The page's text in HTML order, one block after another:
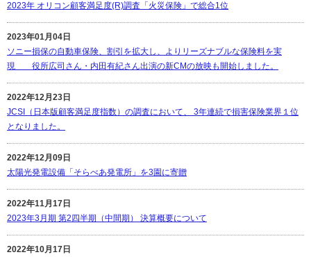
2023年 オリコン顧客満足度(R)調査「火災保険」で総合1位
2023年01月04日
ソニー損保の自動車保険、割引を拡大し、よりリーズナブルな保険料を実
現 役所広司さん・内田有紀さん出演の新CMの放映も開始しました。
2022年12月23日
JCSI（日本版顧客満足度指数）の調査において、 3年連続で損害保険業界１位
となりました。
2022年12月09日
太陽光発電設備「そらべあ発電所」を3園に寄贈
2022年11月17日
2023年3月期 第2四半期（中間期） 決算概要について
2022年10月17日